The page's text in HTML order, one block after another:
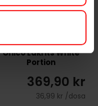
Onico Lakrits White
Portion
369,90 kr
36,99 kr /dosa